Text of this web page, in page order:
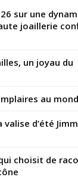
sur une
joaillerie
un joyau du
au
d’été
choisit de